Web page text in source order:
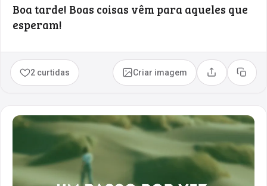
Boa tarde! Boas coisas vêm para aqueles que
esperam!
2 curtidas Criar imagem Compartilhar
Copiar